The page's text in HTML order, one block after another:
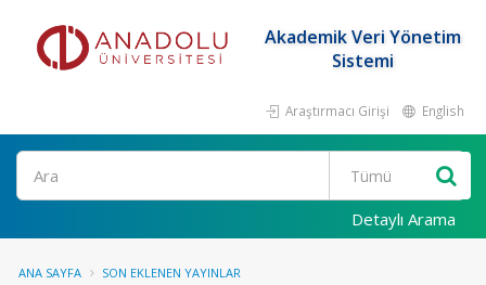
Akademik Veri Yönetim
Sistemi
Araştırmacı Girişi English
Ara
Detaylı Arama
ANA SAYFA SON EKLENEN YAYINLAR